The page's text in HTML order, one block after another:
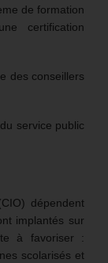
de formation
certification
des conseillers
service public
dépendent
implantés sur
à favoriser :
scolarisés et